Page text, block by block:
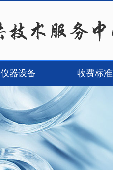
仪器设备 收费标准